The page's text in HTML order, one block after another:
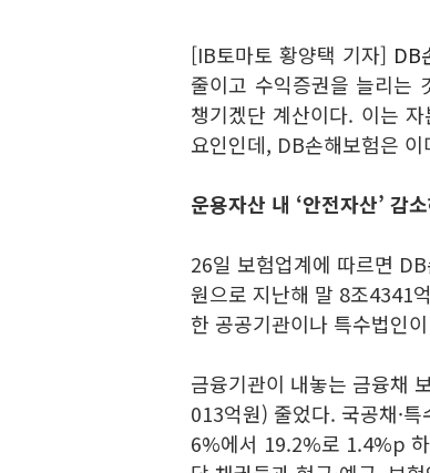
[IB토마토 황양택 기자] DB
줄이고 수익증권을 늘리는
챙기겠단 계산이다. 이는
요인인데, DB손해보험은
운용자산 내 ‘안전자산’ 감
26일 보험업계에 따르면
원으로 지난해 말 8조4341
한 공공기관이나 특수법인
금융기관이 내놓는 금융채
013억원) 줄었다. 국공채·
6%에서 19.2%로 1.4%p